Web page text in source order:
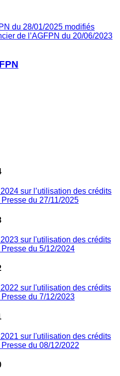
du 28/01/2025 modifiés
de l’AGFPN du 20/06/2023
sur l’utilisation des crédits
du 27/11/2025
sur l'utilisation des crédits
du 5/12/2024
sur l'utilisation des crédits
du 7/12/2023
sur l'utilisation des crédits
du 08/12/2022